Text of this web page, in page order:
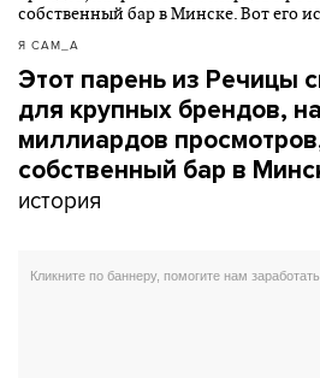
Я САМ_А
Этот парень из Речицы
для крупных брендов,
миллиардов
собственный бар в
история